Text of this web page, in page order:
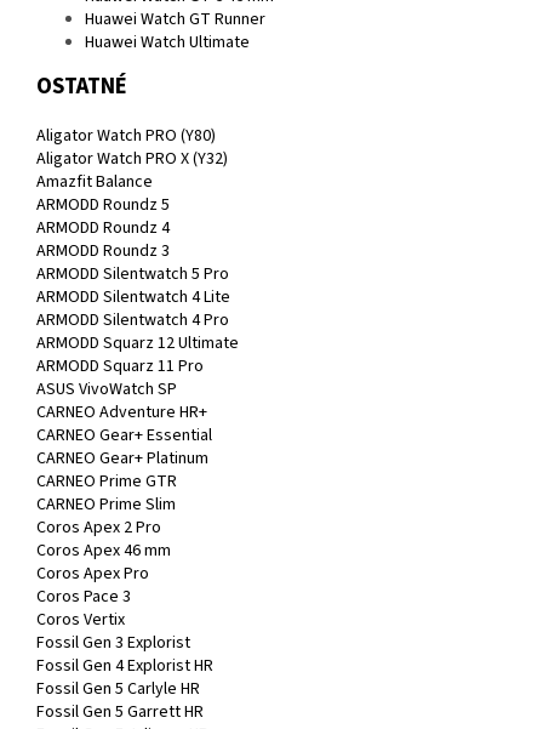
Huawei Watch GT Runner
Huawei Watch Ultimate
OSTATNÉ
Aligator Watch PRO (Y80)
Aligator Watch PRO X (Y32)
Amazfit Balance
ARMODD Roundz 5
ARMODD Roundz 4
ARMODD Roundz 3
ARMODD Silentwatch 5 Pro
ARMODD Silentwatch 4 Lite
ARMODD Silentwatch 4 Pro
ARMODD Squarz 12 Ultimate
ARMODD Squarz 11 Pro
ASUS VivoWatch SP
CARNEO Adventure HR+
CARNEO Gear+ Essential
CARNEO Gear+ Platinum
CARNEO Prime GTR
CARNEO Prime Slim
Coros Apex 2 Pro
Coros Apex 46 mm
Coros Apex Pro
Coros Pace 3
Coros Vertix
Fossil Gen 3 Explorist
Fossil Gen 4 Explorist HR
Fossil Gen 5 Carlyle HR
Fossil Gen 5 Garrett HR